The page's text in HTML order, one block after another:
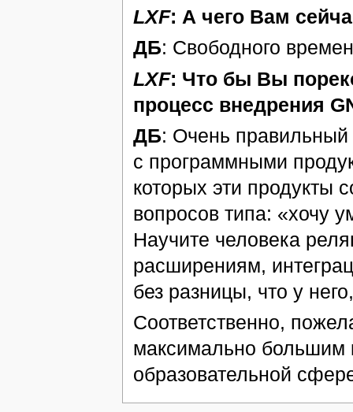
LXF: А чего Вам
ДБ: Свободного
LXF: Что бы Вы
процесс внедрения
ДБ: Очень правильный
с программными
которых эти продукты
вопросов типа: «хочу
Научите человека
расширениям,
без разницы, что у
Соответственно,
максимально большим
образовательной